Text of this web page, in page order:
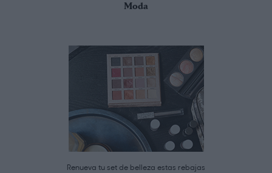
Moda
Renueva tu set de belleza estas rebajas